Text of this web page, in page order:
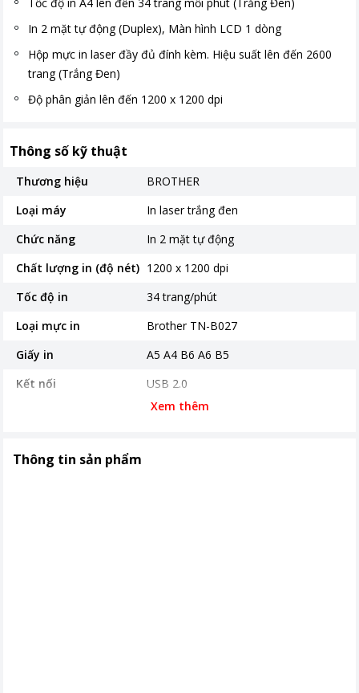
In 2 mặt tự động (Duplex), Màn hình LCD 1 dòng
Hộp mực in laser đầy đủ đính kèm. Hiệu suất lên đến 2600
trang (Trắng Đen)
Độ phân giản lên đến 1200 x 1200 dpi
Thông số kỹ thuật
Thương hiệu
BROTHER
Loại máy
In laser trắng đen
Chức năng
In 2 mặt tự động
Chất lượng in (độ nét) 1200 x 1200 dpi
Tốc độ in
34 trang/phút
Loại mực in
Brother TN-B027
Giấy in
A5 A4 B6 A6 B5
Kết nối
USB 2.0
24 tháng
Kích thước, khối lượng
Xem thêm
Thông tin sản phẩm